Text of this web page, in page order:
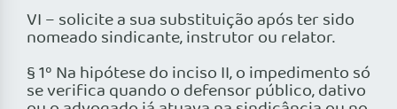
VI – solicite a sua substituição após ter sido
nomeado sindicante, instrutor ou relator.
§ 1º Na hipótese do inciso II, o impedimento só
se verifica quando o defensor público, dativo